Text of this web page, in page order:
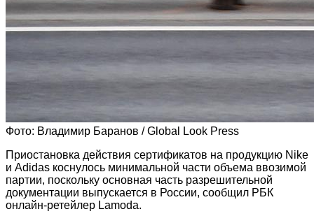
Фото: Владимир Баранов / Global Look Press
Приостановка действия сертификатов на продукцию Nike
и Adidas коснулось минимальной части объема ввозимой
партии, поскольку основная часть разрешительной
документации выпускается в России, сообщил РБК
онлайн-ретейлер Lamoda.